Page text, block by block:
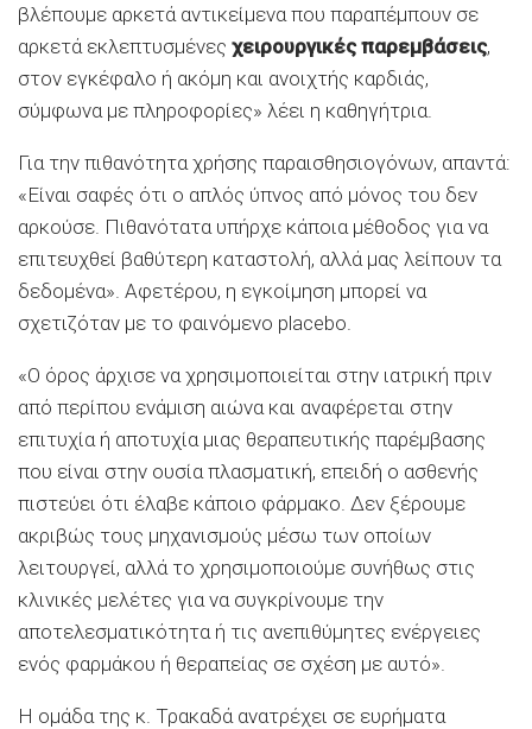
βλέπουμε αρκετά αντικείμενα που παραπέμπουν σε
αρκετά εκλεπτυσμένες χειρουργικές παρεμβάσεις,
στον εγκέφαλο ή ακόμη και ανοιχτής καρδιάς,
σύμφωνα με πληροφορίες» λέει η καθηγήτρια.
Για την πιθανότητα χρήσης παραισθησιογόνων, απαντά:
«Είναι σαφές ότι ο απλός ύπνος από μόνος του δεν
αρκούσε. Πιθανότατα υπήρχε κάποια μέθοδος για να
επιτευχθεί βαθύτερη καταστολή, αλλά μας λείπουν τα
δεδομένα». Αφετέρου, η εγκοίμηση μπορεί να
σχετιζόταν με το φαινόμενο placebo.
«Ο όρος άρχισε να χρησιμοποιείται στην ιατρική πριν
από περίπου ενάμιση αιώνα και αναφέρεται στην
επιτυχία ή αποτυχία μιας θεραπευτικής παρέμβασης
που είναι στην ουσία πλασματική, επειδή ο ασθενής
πιστεύει ότι έλαβε κάποιο φάρμακο. Δεν ξέρουμε
ακριβώς τους μηχανισμούς μέσω των οποίων
λειτουργεί, αλλά το χρησιμοποιούμε συνήθως στις
κλινικές μελέτες για να συγκρίνουμε την
αποτελεσματικότητα ή τις ανεπιθύμητες ενέργειες
ενός φαρμάκου ή θεραπείας σε σχέση με αυτό».
Η ομάδα της κ. Τρακαδά ανατρέχει σε ευρήματα